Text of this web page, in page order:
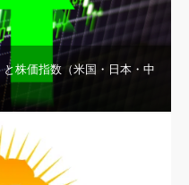
株価指数（米国・日本・中